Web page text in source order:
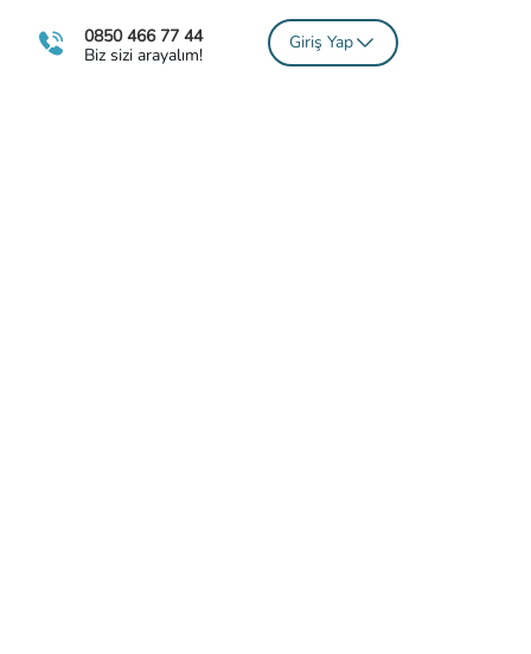
0850 466 77 44
Biz sizi arayalım!
Giriş Yap